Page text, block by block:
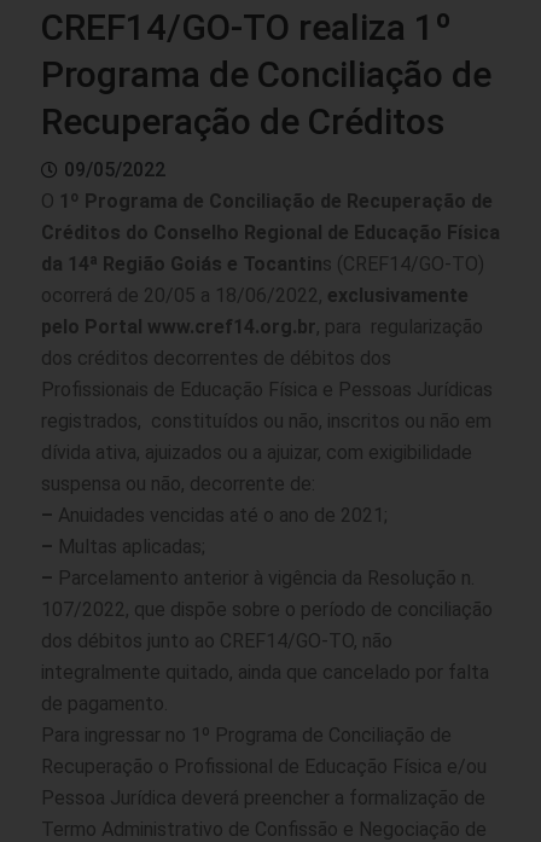
CREF14/GO-TO realiza 1º
Programa de Conciliação de
Recuperação de Créditos
09/05/2022
O 1º Programa de Conciliação de Recuperação de
Créditos do Conselho Regional de Educação Física
da 14ª Região Goiás e Tocantins (CREF14/GO-TO)
ocorrerá de 20/05 a 18/06/2022, exclusivamente
pelo Portal www.cref14.org.br, para regularização
dos créditos decorrentes de débitos dos
Profissionais de Educação Física e Pessoas Jurídicas
registrados, constituídos ou não, inscritos ou não em
dívida ativa, ajuizados ou a ajuizar, com exigibilidade
suspensa ou não, decorrente de:
– Anuidades vencidas até o ano de 2021;
– Multas aplicadas;
– Parcelamento anterior à vigência da Resolução n.
107/2022, que dispõe sobre o período de conciliação
dos débitos junto ao CREF14/GO-TO, não
integralmente quitado, ainda que cancelado por falta
de pagamento.
Para ingressar no 1º Programa de Conciliação de
Recuperação o Profissional de Educação Física e/ou
Pessoa Jurídica deverá preencher a formalização de
Termo Administrativo de Confissão e Negociação de